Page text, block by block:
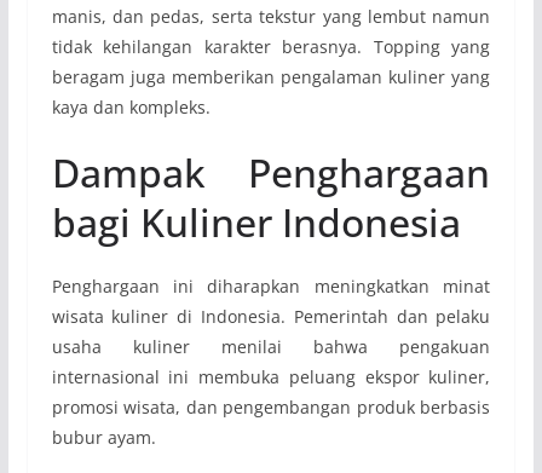
manis, dan pedas, serta tekstur yang lembut namun
tidak kehilangan karakter berasnya. Topping yang
beragam juga memberikan pengalaman kuliner yang
kaya dan kompleks.
Dampak Penghargaan
bagi Kuliner Indonesia
Penghargaan ini diharapkan meningkatkan minat
wisata kuliner di Indonesia. Pemerintah dan pelaku
usaha kuliner menilai bahwa pengakuan
internasional ini membuka peluang ekspor kuliner,
promosi wisata, dan pengembangan produk berbasis
bubur ayam.